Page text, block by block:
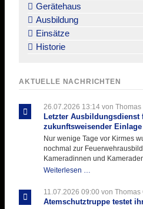
Gerätehaus
Ausbildung
Einsätze
Historie
AKTUELLE NACHRICHTEN
26.07.2026 13:14von Thomas
Letzter Ausbildungsdienst
zukunftsweisender Einlage
Nur wenige Tage vor Kirmes
nochmal zur
Kameradinnen und
Weiterlesen …
für
der
11.07.2026 09:00 von Thomas
Atemschutztruppe testet